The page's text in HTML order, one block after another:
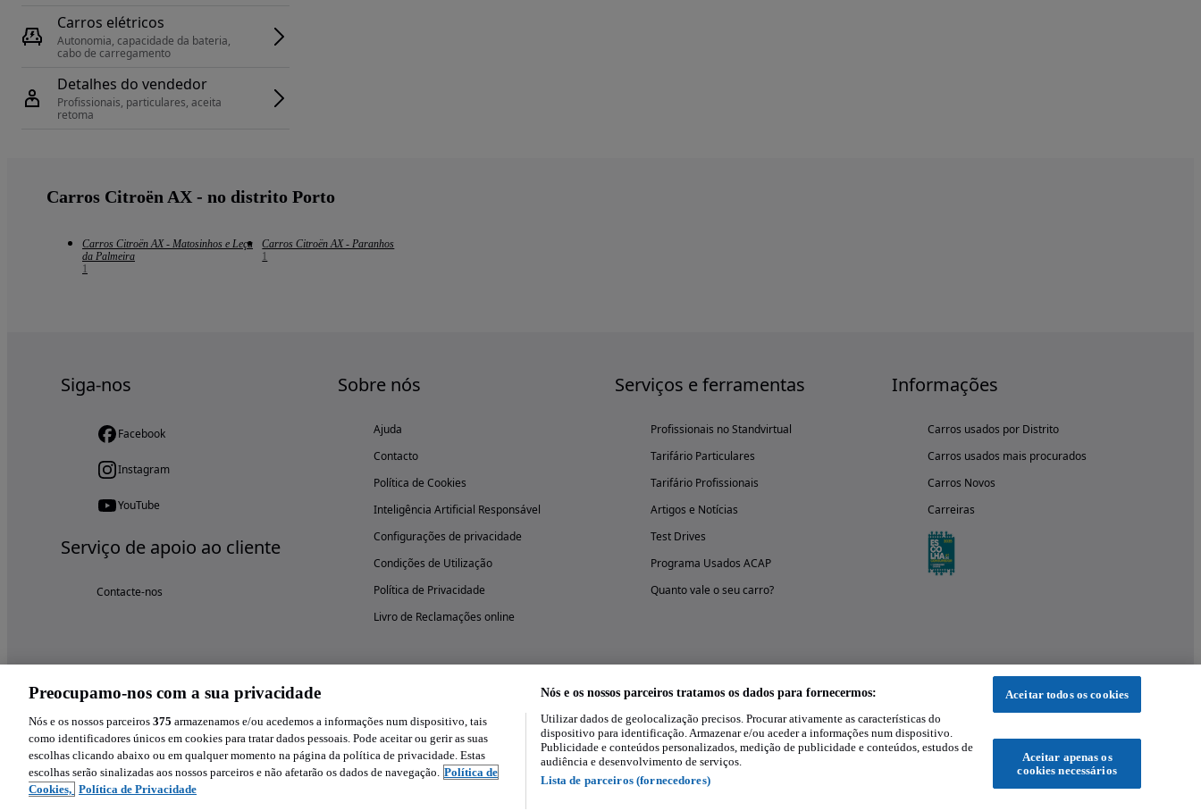
Carros elétricos
Autonomia, capacidade da bateria,
cabo de carregamento
Detalhes do vendedor
Profissionais, particulares, aceita
retoma
Carros Citroën AX - no distrito Porto
Carros Citroën AX - Matosinhos e Leça
da Palmeira
1
Carros Citroën AX - Paranhos
1
Siga-nos
Facebook
Instagram
YouTube
Serviço de apoio ao cliente
Contacte-nos
Sobre nós
Ajuda
Contacto
Política de Cookies
Inteligência Artificial Responsável
Configurações de privacidade
Condições de Utilização
Política de Privacidade
Livro de Reclamações online
Serviços e ferramentas
Profissionais no Standvirtual
Tarifário Particulares
Tarifário Profissionais
Artigos e Notícias
Test Drives
Programa Usados ACAP
Quanto vale o seu carro?
Informações
Carros usados por Distrito
Carros usados mais procurados
Carros Novos
Carreiras
Experimenta a aplicação
Preocupamo-nos com a sua privacidade
Nós e os nossos parceiros 375 armazenamos e/ou acedemos a informações num dispositivo, tais
como identificadores únicos em cookies para tratar dados pessoais. Pode aceitar ou gerir as suas
escolhas clicando abaixo ou em qualquer momento na página da política de privacidade. Estas
escolhas serão sinalizadas aos nossos parceiros e não afetarão os dados de navegação. Política de
Cookies, Política de Privacidade
Nós e os nossos parceiros tratamos os dados para fornecermos:
Utilizar dados de geolocalização precisos. Procurar ativamente as características do
dispositivo para identificação. Armazenar e/ou aceder a informações num dispositivo.
Publicidade e conteúdos personalizados, medição de publicidade e conteúdos, estudos de
audiência e desenvolvimento de serviços.
Lista de parceiros (fornecedores)
Aceitar todos os cookies
Aceitar apenas os
cookies necessários